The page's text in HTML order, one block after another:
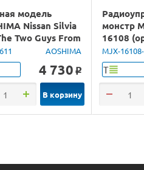
модель
Nissan Silvia
Two Guys From
1/24
AOSHIMA
4 730 o
В корзину
монстр
16108
4WD
RTR
MJX-
Т